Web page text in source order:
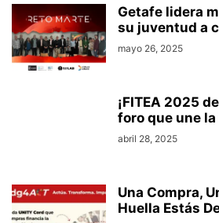
Getafe lidera
su juventud a
mayo 26, 2025
¡FITEA 2025
foro que une
abril 28, 2025
Una Compra,
Huella Estás